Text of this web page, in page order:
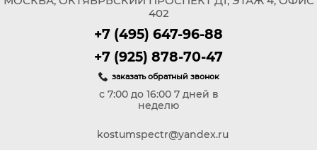
402
+7 (495) 647-96-88
+7 (925) 878-70-47
заказать обратный звонок
с 7:00 до 16:00 7 дней в
неделю
kostumspectr@yandex.ru